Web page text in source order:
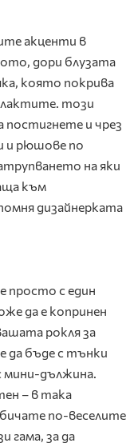
акценти в
дори блузата
която покрива
този
и чрез
и рюшове по
на яки
към
дизайнерката
просто с един
да е копринен
рокля за
да бъде с тънки
мини-дължина.
– в така
по-веселите
гама, за да